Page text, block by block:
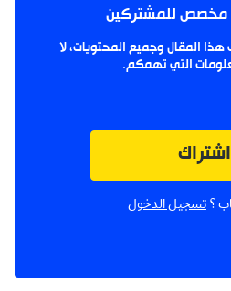
مخصص للمشتركين
هذا المقال وجميع المحتويات، لا
التي تهمكم.
اشتراك
؟ تسجيل الدخول